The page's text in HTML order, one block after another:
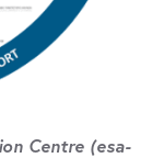
Centre (esa-